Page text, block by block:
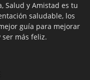
Salud y Amistad es tu
saludable, los
guía para mejorar
más feliz.